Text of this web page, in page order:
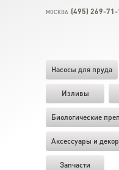
МОСКВА (495) 269-
Насосы для пруда
Изливы
Биологические
Аксессуары и декор
Запчасти